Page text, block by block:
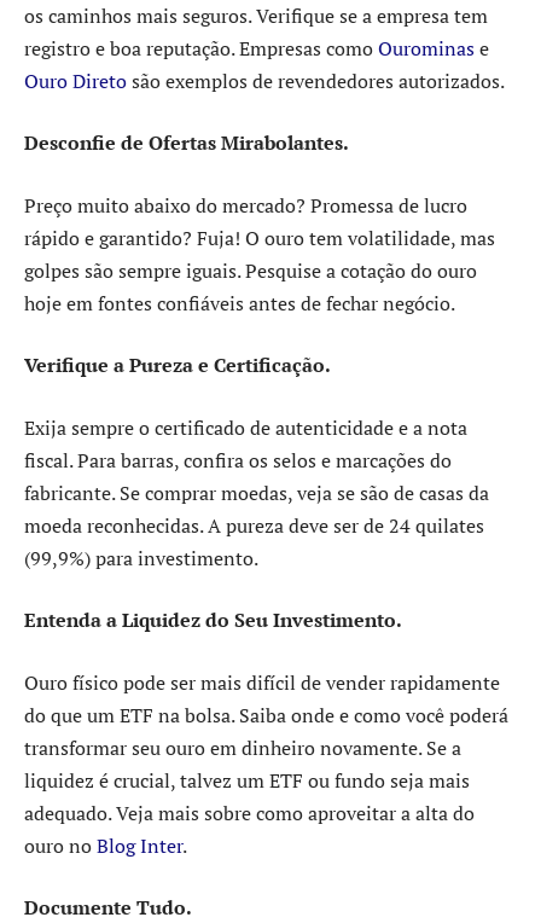
os caminhos mais seguros. Verifique se a empresa tem
registro e boa reputação. Empresas comoOurominase
Ouro Diretosão exemplos de revendedores autorizados.
Desconfie de Ofertas Mirabolantes.
Preço muito abaixo do mercado? Promessa de lucro
rápido e garantido? Fuja! O ouro tem volatilidade, mas
golpes são sempre iguais. Pesquise a cotação do ouro
hoje em fontes confiáveis antes de fechar negócio.
Verifique a Pureza e Certificação.
Exija sempre o certificado de autenticidade e a nota
fiscal. Para barras, confira os selos e marcações do
fabricante. Se comprar moedas, veja se são de casas da
moeda reconhecidas. A pureza deve ser de 24 quilates
(99,9%) para investimento.
Entenda a Liquidez do Seu Investimento.
Ouro físico pode ser mais difícil de vender rapidamente
do que um ETF na bolsa. Saiba onde e como você poderá
transformar seu ouro em dinheiro novamente. Se a
liquidez é crucial, talvez um ETF ou fundo seja mais
adequado. Veja mais sobre como aproveitar a alta do
ouro noBlog Inter.
Documente Tudo.